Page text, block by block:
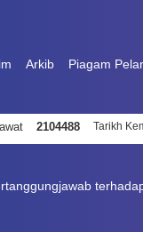
Arkib Piagam
2104488 Tarikh